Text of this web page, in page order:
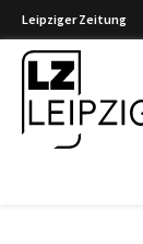
Leipziger Zeitung